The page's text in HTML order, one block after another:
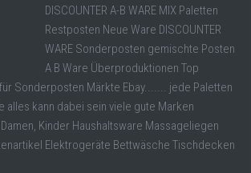
DISCOUNTER A-B WARE MIX Paletten
Restposten Neue Ware DISCOUNTER
WARE Sonderposten gemischte Posten
A B Ware Überproduktionen Top
Sonderposten Märkte Ebay....... jede Paletten
alles kann dabei sein viele gute Marken
Kinder Haushaltsware Massageliegen
Elektrogeräte Bettwäsche Tischdecken